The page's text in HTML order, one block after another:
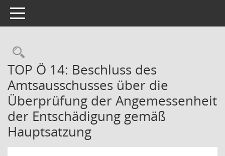
Toggle navigation
Rechercheauswahl
TOP Ö 14: Beschluss des
Amtsausschusses über die
Überprüfung der Angemessenheit
der Entschädigung gemäß
Hauptsatzung